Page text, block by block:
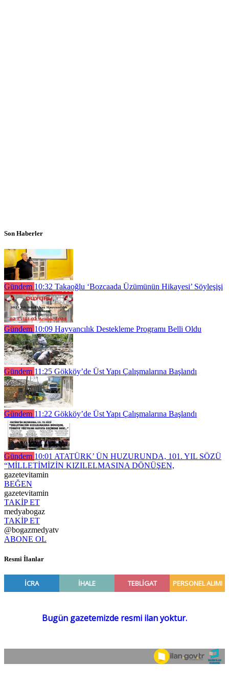
Son Haberler
Gündem 10:32 Takaoğlu ‘Bozcaada Üzümünün Hikayesi’ Söyleşişi
Gündem 10:09 Hayvancılık Destekleme Programı Belli Oldu
Gündem 11:25 Gökköy’de Üst Yapı Çalışmalarına Başlandı
Gündem 11:22 Gökköy’de Üst Yapı Çalışmalarına Başlandı
Gündem 10:01 ATATÜRK’ ÜN HUZURUNDA, 101. YIL SÖZÜ
“MİLLETİMİZİN KIZILELMASINA DÖNÜŞEN,
gazetevitamin
BEĞEN
gazetevitamin
TAKİP ET
medyabogaz
TAKİP ET
@bogazmedyatv
ABONE OL
Resmî İlanlar